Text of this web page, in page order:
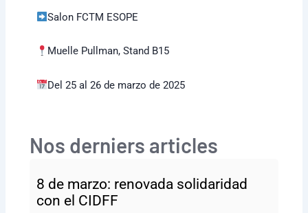
Salon FCTM ESOPE
Muelle Pullman, Stand B15
Del 25 al 26 de marzo de 2025
Nos derniers articles
8 de marzo: renovada solidaridad
con el CIDFF